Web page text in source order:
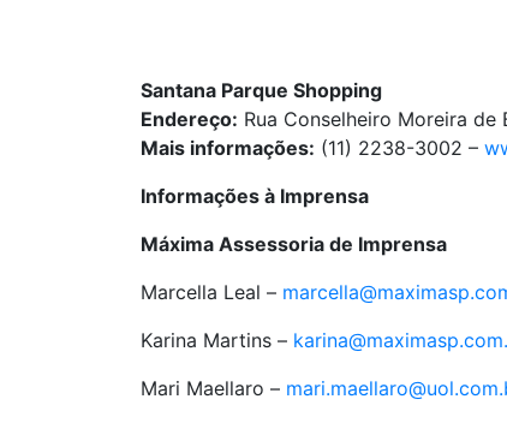
Santana Parque Shopping
Endereço: Rua Conselheiro Moreira de
Mais informações: (11) 2238-3002 –
Informações à Imprensa
Máxima Assessoria de Imprensa
Marcella Leal –
Karina Martins –
Mari Maellaro –